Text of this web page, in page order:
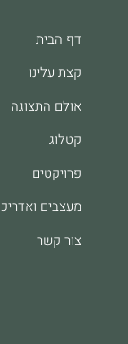
דף הבית
קצת עלינו
אולם התצוגה
קטלוג
פרויקטים
מעצבים
צור קשר